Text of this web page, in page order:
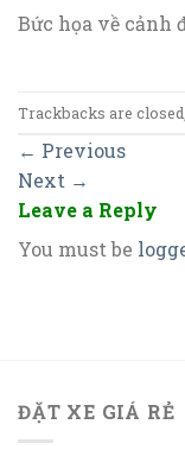
Bức họa về cảnh
Trackbacks are
← Previous
Next →
Leave a Reply
You must be
ĐẶT XE GIÁ RẺ